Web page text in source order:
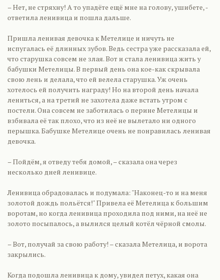
– Нет, не стряхну! А то упадёте ещё мне на голову, ушибете, -
ответила ленивица и пошла дальше.
Пришла ленивая девочка к Метелице и ничуть не
испугалась её длинных зубов. Ведь сестра уже рассказала ей,
что старушка совсем не злая. Вот и стала ленивица жить у
бабушки Метелицы. В первый день она кое-как скрывала
свою лень и делала, что ей велела старушка. Уж очень
хотелось ей получить награду! Но на второй день начала
лениться, а на третий не захотела даже встать утром с
постели. Она совсем не заботилась о перине Метелицы и
взбивала её так плохо, что из неё не вылетало ни одного
перышка. Бабушке Метелице очень не понравилась ленивая
девочка.
– Пойдём, я отведу тебя домой, – сказала она через
несколько дней ленивице.
Ленивица обрадовалась и подумала: "Наконец-то и на меня
золотой дождь польётся!" Привела её Метелица к большим
воротам, но когда ленивица проходила под ними, на неё не
золото посыпалось, а вылился целый котёл чёрной смолы.
– Вот, получай за свою работу! – сказала Метелица, и ворота
закрылись.
Когда подошла ленивица к дому, увидел петух, какая она